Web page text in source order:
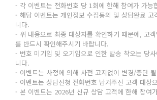
- 각 이벤트는 전화번호 당 1회에 한해 참여가 가능
- 해당 이벤트는 개인정보 수집동의 및 상담완료 고
니다.
- 위 내용으로 최종 대상자를 확인하기 때문에, 고
를 반드시 확인해주시기 바랍니다.
- 번호 미기입 및 오기입으로 인한 발송 착오는 당
니다.
- 이벤트는 사정에 의해 사전 고지없이 변경/중단
- 이벤트는 상담신청 전화번호 남겨주신 고객 대상
- 본 이벤트는 2026년 신규 상담 고객에 한해 참여